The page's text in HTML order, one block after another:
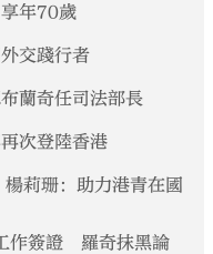
年70歲
交踐行者
蘭奇任司法部長
次登陸香港
莉珊：助力港青在國
作簽證 羅奇抹黑論